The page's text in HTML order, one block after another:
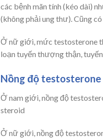
các bệnh mãn tính (kéo dài)
(không phải ung thư). Cũng
Ở nữ giới, mức testosterone
loạn tuyến thượng thận,
Nồng độ testosterone
Ở nam giới, nồng độ
steroid
Ở nữ giới, nồng độ